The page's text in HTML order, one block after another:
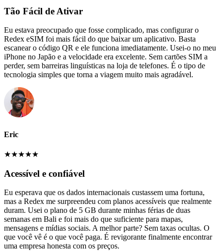
Tão Fácil de Ativar
Eu estava preocupado que fosse complicado, mas configurar o
Redex eSIM foi mais fácil do que baixar um aplicativo. Basta
escanear o código QR e ele funciona imediatamente. Usei-o no meu
iPhone no Japão e a velocidade era excelente. Sem cartões SIM a
perder, sem barreiras linguísticas na loja de telefones. É o tipo de
tecnologia simples que torna a viagem muito mais agradável.
Eric
★★★★★
Acessível e confiável
Eu esperava que os dados internacionais custassem uma fortuna,
mas a Redex me surpreendeu com planos acessíveis que realmente
duram. Usei o plano de 5 GB durante minhas férias de duas
semanas em Bali e foi mais do que suficiente para mapas,
mensagens e mídias sociais. A melhor parte? Sem taxas ocultas. O
que você vê é o que você paga. É revigorante finalmente encontrar
uma empresa honesta com os preços.